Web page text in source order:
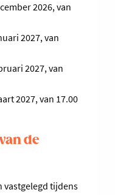
2026, van
2027, van
2027, van
2027, van 17.00
de
vastgelegd tijdens